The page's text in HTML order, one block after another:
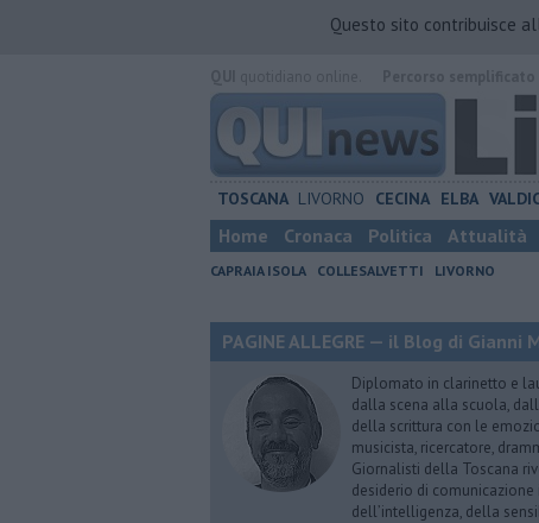
Questo sito contribuisce
TOSCANA LIVORNO CECINA ELBA
Home Cronaca Politica Attualità
CAPRAIA ISOLA COLLESALVETTI LIVORNO
PAGINE ALLEGRE — il Blog di Gianni
Diplomato in clarinetto e
dalla scena alla scuola,
della scrittura con le
musicista, ricercatore,
Giornalisti della Toscana
desiderio di comunicazione
dell’intelligenza, della